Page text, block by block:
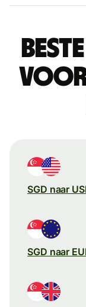
voor
SGD naar
SGD naar